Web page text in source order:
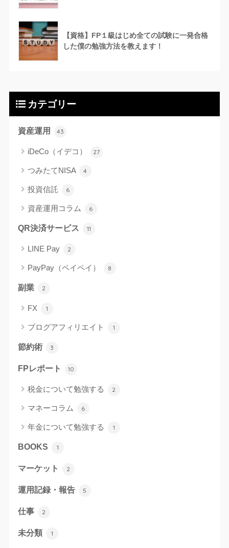
【資格】FP１級はじめ全ての試験に一発合格
した僕の勉強方法を教えます！
カテゴリー
資産運用 43
iDeCo（イデコ） 27
つみたてNISA 4
投資信託 6
資産運用コラム 6
QR決済サービス 11
LINE Pay 2
PayPay（ペイペイ） 8
副業 2
FX 1
ブログアフィリエイト 1
節約術 3
FPレポート 10
税金について勉強する 2
マネーコラム 6
年金について勉強する 1
BOOKS 1
マーケット 2
運用記録・報告 5
仕事 2
未分類 1